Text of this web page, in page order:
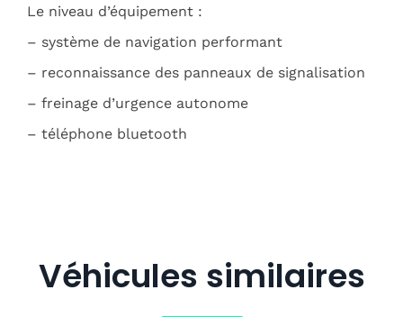
Le niveau d’équipement :
– système de navigation performant
– reconnaissance des panneaux de signalisation
– freinage d’urgence autonome
– téléphone bluetooth
Véhicules similaires